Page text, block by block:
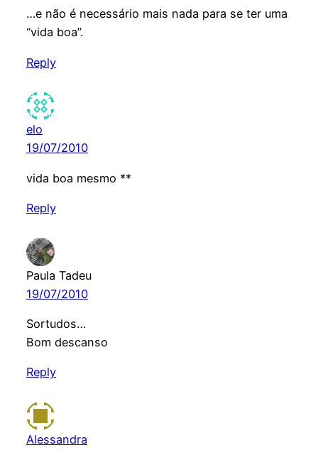
…e não é necessário mais nada para se ter uma
“vida boa”.
Reply
elo
19/07/2010
vida boa mesmo **
Reply
Paula Tadeu
19/07/2010
Sortudos…
Bom descanso
Reply
Alessandra